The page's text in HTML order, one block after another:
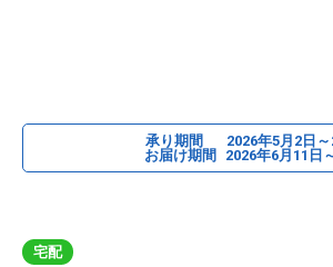
承り期間
2026年5月2日
お届け期間
2026年6月11日
宅配